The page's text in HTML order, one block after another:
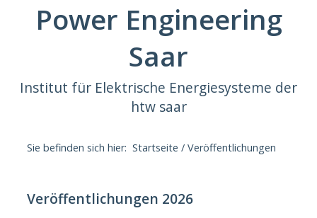
Power Engineering
Saar
Institut für Elektrische Energiesysteme der
htw saar
Sie befinden sich hier:Startseite / Veröffentlichungen
Veröffentlichungen 2026